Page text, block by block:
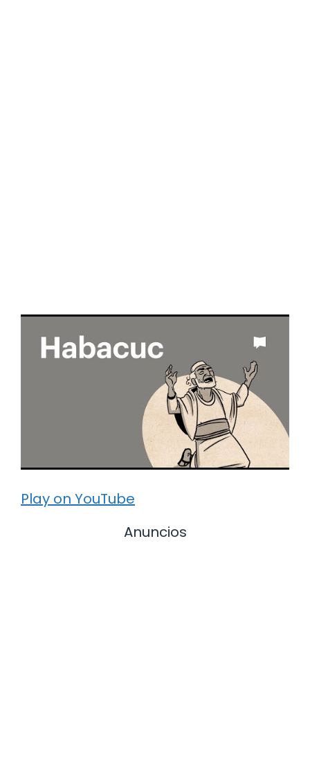
Play on YouTube
Anuncios